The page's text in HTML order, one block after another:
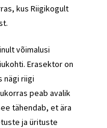
kus Riigikogult
võimalusi
Erasektor on
nägi riigi
peab avalik
tähendab, et ära
ja ürituste